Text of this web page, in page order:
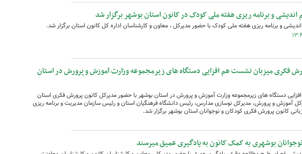
و برنامه ریزی هفته ملی کودک در کانون استان بوشهر برگزار شد
و برنامه ریزی هفته ملی کودک با حضور مدیرکل ، معاون و کارشناسان اداره کل کانون استان برگزار شد.
فکری میزبان نشست هم افزایی دستگاه های زیرمجموعه وزارت آموزش و پرورش در استان
دستگاه های زیرمجموعه وزارت آموزش و پرورش در استان بوشهر با حضور مدیرکل کانون پرورش فکری استان
آموزش و پرورش، مدیرکل نوسازی مدارس، رئیس دانشگاه فرهنگیان استان و رئیس سازمان مدیریت و برنامه ریزی
کانون پرورش فکری کودکان و نوجوانان استان بوشهر برگزار شد.
بوشهری به کمک کانون به یادگیری عمیق میرسند